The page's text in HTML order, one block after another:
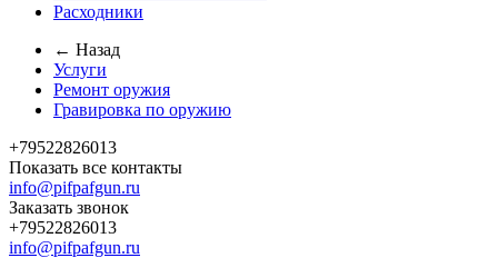
Расходники
← Назад
Услуги
Ремонт оружия
Гравировка по оружию
+79522826013
Показать все контакты
info@pifpafgun.ru
Заказать звонок
+79522826013
info@pifpafgun.ru